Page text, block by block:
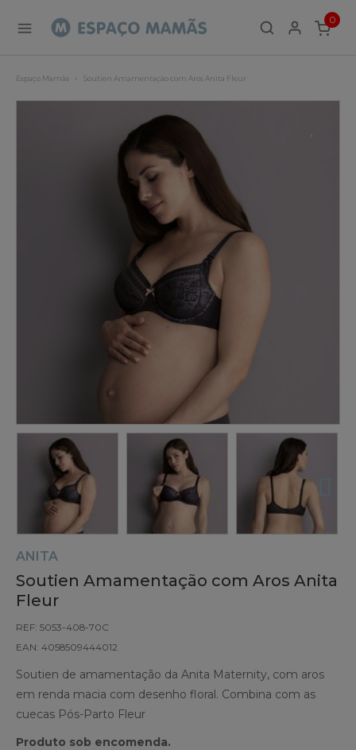
0
ITEMS
Espaço Mamãs Soutien Amamentação com Aros Anita Fleur
ANITA
Soutien Amamentação com Aros Anita
Fleur
REF: 5053-408-70C
EAN: 4058509444012
Soutien de amamentação da Anita Maternity, com aros
em renda macia com desenho floral. Combina com as
cuecas Pós-Parto Fleur
Produto sob encomenda.